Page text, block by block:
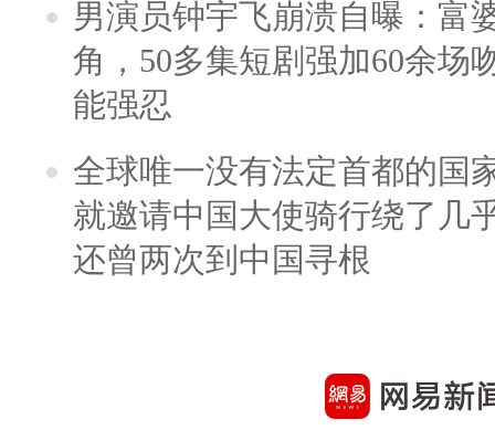
男演员钟宇飞崩溃自曝：富
角，50多集短剧强加60余场
能强忍
全球唯一没有法定首都的国
就邀请中国大使骑行绕了几
还曾两次到中国寻根